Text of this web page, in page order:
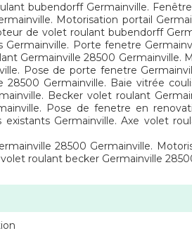
bubendorff Germainville.
Motorisation portail
de volet roulant bubendorff
Porte fenetre
Germainville 28500 Germainville.
Pose de porte fenetre
Germainville. Baie vitrée
Becker volet roulant
Pose de fenetre en
Germainville. Axe volet
28500 Germainville.
roulant becker Germainville